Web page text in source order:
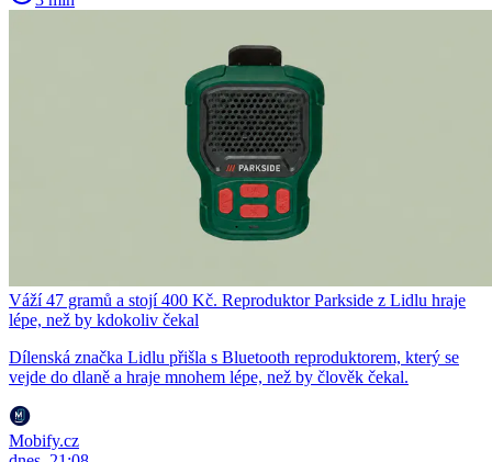
Váží 47 gramů a stojí 400 Kč. Reproduktor Parkside z Lidlu hraje
lépe, než by kdokoliv čekal
Dílenská značka Lidlu přišla s Bluetooth reproduktorem, který se
vejde do dlaně a hraje mnohem lépe, než by člověk čekal.
Mobify.cz